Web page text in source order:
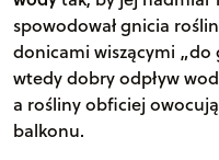
spowodował gnicia
donicami wiszącymi
wtedy dobry odpływ
a rośliny obficiej
balkonu.